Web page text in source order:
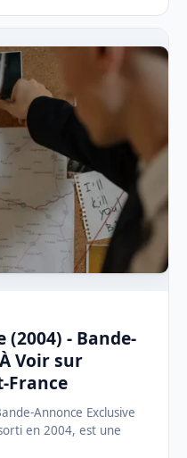
- Bande-
Voir sur
France
Annonce Exclusive
en 2004, est une